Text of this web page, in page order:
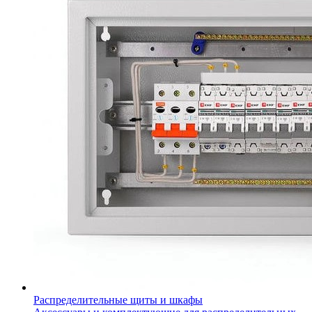
Распределительные щиты и шкафы